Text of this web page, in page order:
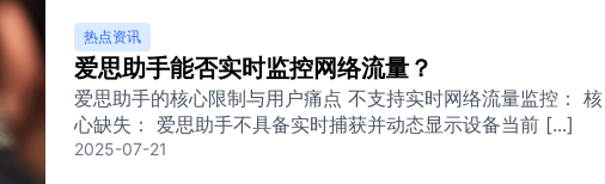
热点资讯
爱思助手能否实时监控网络流量？
爱思助手的核心限制与用户痛点 不支持实时网络流量监控： 核
心缺失： 爱思助手不具备实时捕获并动态显示设备当前 [...]
2025-07-21